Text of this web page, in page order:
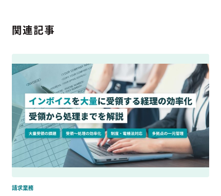
関連記事
請求業務